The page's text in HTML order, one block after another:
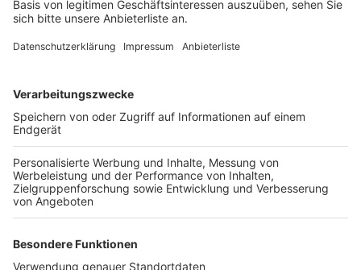
ist für den 14. März angesetzt.
Seit knapp drei Wochen streiken in Nordrhein-
anderem Beschäftigte in Kitas, der Müllabfuhr sowie
Bus- und Bahnfahrer.
Weitere Themen von Rhein und Erft